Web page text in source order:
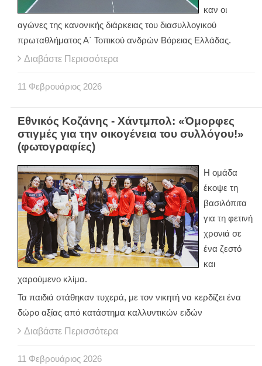
καν οι
αγώνες της κανονικής διάρκειας του διασυλλογικού
πρωταθλήματος Α΄ Τοπικού ανδρών Βόρειας Ελλάδας.
Διαβάστε Περισσότερα
11 Φεβρουάριος 2026
Εθνικός Κοζάνης - Χάντμπολ: «Όμορφες
στιγμές για την οικογένεια του συλλόγου!»
(φωτογραφίες)
Η ομάδα
έκοψε τη
βασιλόπιτα
για τη φετινή
χρονιά σε
ένα ζεστό
και
χαρούμενο κλίμα.
Τα παιδιά στάθηκαν τυχερά, με τον νικητή να κερδίζει ένα
δώρο αξίας από κατάστημα καλλυντικών ειδών
Διαβάστε Περισσότερα
11 Φεβρουάριος 2026